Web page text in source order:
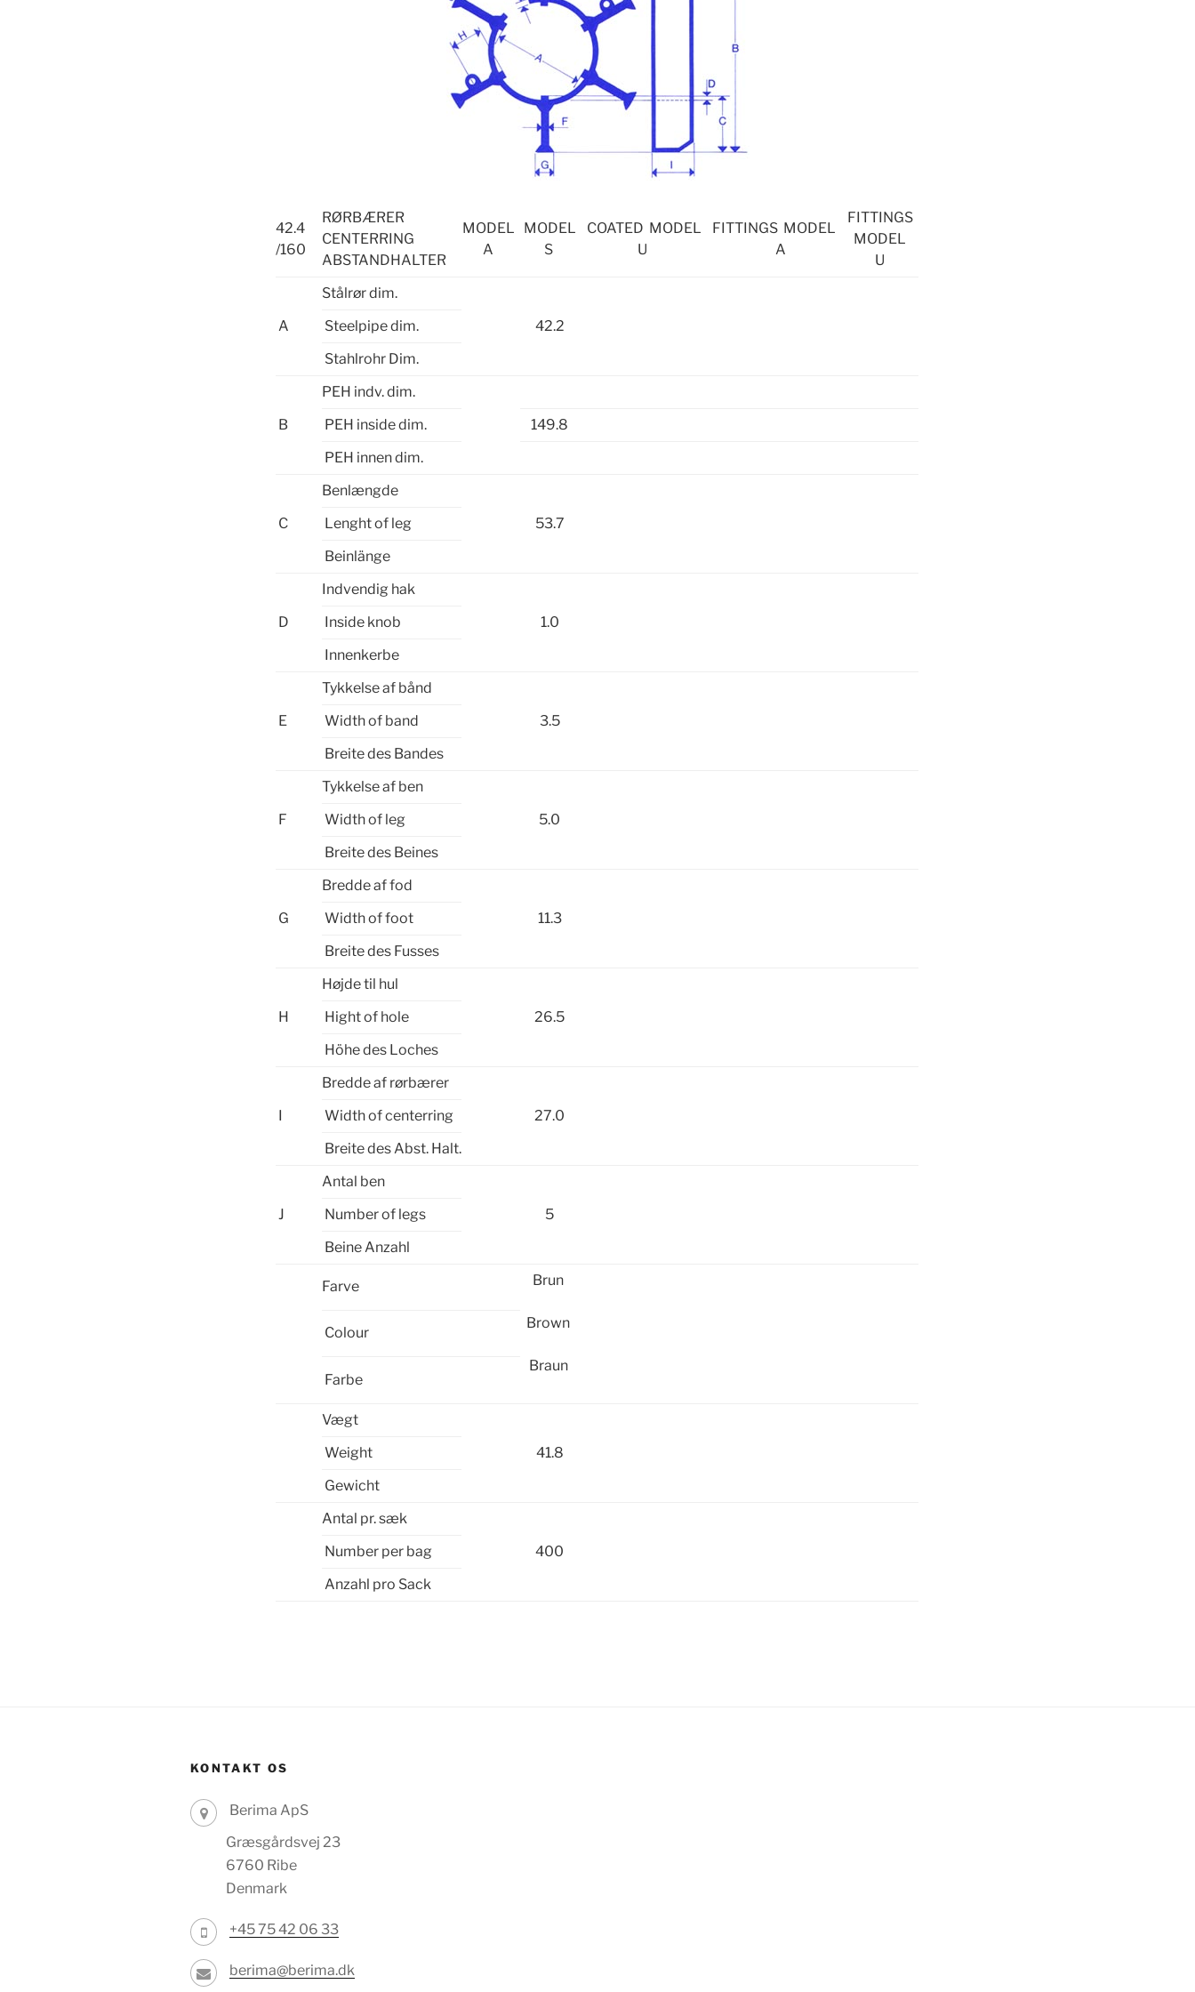
42.4
/160
RØRBÆRER
CENTERRING
ABSTANDHALTER
MODEL
A
MODEL
S
COATED MODEL
U
FITTINGS MODEL
A
FITTINGS
MODEL
U
A
Stålrør dim.
42.2
Steelpipe dim.
Stahlrohr Dim.
B
PEH indv. dim.
PEH inside dim.
149.8
PEH innen dim.
C
Benlængde
53.7
Lenght of leg
Beinlänge
D
Indvendig hak
1.0
Inside knob
Innenkerbe
E
Tykkelse af bånd
3.5
Width of band
Breite des Bandes
F
Tykkelse af ben
5.0
Width of leg
Breite des Beines
G
Bredde af fod
11.3
Width of foot
Breite des Fusses
H
Højde til hul
26.5
Hight of hole
Höhe des Loches
I
Bredde af rørbærer
27.0
Width of centerring
Breite des Abst. Halt.
J
Antal ben
5
Number of legs
Beine Anzahl
Farve Brun
Brown
Braun
Colour
Farbe
Vægt
41.8
Weight
Gewicht
Antal pr. sæk
400
Number per bag
Anzahl pro Sack
KONTAKT OS
Berima ApS
Græsgårdsvej 23
6760 Ribe
Denmark
+45 75 42 06 33
berima@berima.dk